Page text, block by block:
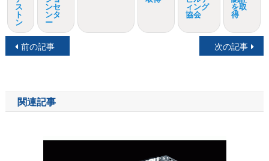
ス
ト
ン
ンセ
ンタ
ー
ィング
協会
を取
得
投
ナ
ビ
前の記事 次の記事
関連記事